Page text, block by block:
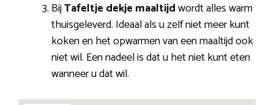
BijTafeltje dekje maaltijdwordt alles warm
thuisgeleverd. Ideaal als u zelf niet meer kunt
koken en het opwarmen van een maaltijd ook
niet wil. Een nadeel is dat u het niet kunt eten
wanneer u dat wil.